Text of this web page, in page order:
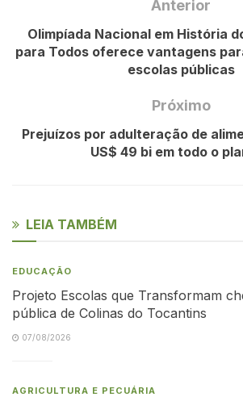
Anterior
Olimpíada Nacional em História
para Todos oferece vantagens
escolas públicas
Próximo
Prejuízos por adulteração de
US$ 49 bi em todo o
LEIA TAMBÉM
EDUCAÇÃO
Projeto Escolas que Transformam
pública de Colinas do Tocantins
07/08/2026
AGRICULTURA E PECUÁRIA